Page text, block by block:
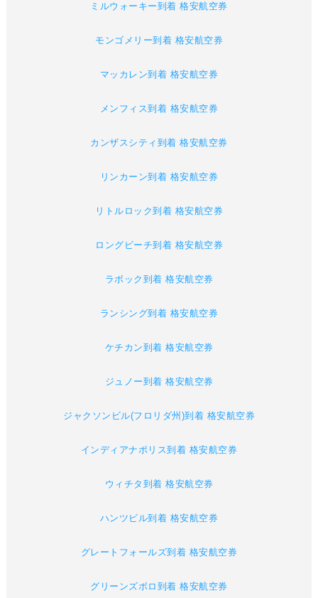
ミルウォーキー到着 格安航空券
モンゴメリー到着 格安航空券
マッカレン到着 格安航空券
メンフィス到着 格安航空券
カンザスシティ到着 格安航空券
リンカーン到着 格安航空券
リトルロック到着 格安航空券
ロングビーチ到着 格安航空券
ラボック到着 格安航空券
ランシング到着 格安航空券
ケチカン到着 格安航空券
ジュノー到着 格安航空券
ジャクソンビル(フロリダ州)到着 格安航空券
インディアナポリス到着 格安航空券
ウィチタ到着 格安航空券
ハンツビル到着 格安航空券
グレートフォールズ到着 格安航空券
グリーンズボロ到着 格安航空券